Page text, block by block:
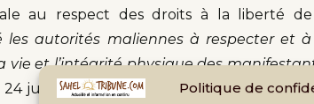
Politique de
au respect des droits à la liberté
les autorités maliennes à respecter et
vie et l’intégrité physique des
juillet 2020 par le Haut-commissaire des